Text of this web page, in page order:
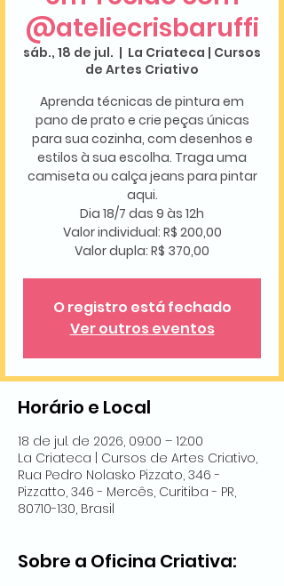
@ateliecrisbaruffi
sáb., 18 de jul.
  |
La Criateca | Cursos
de Artes Criativo
Aprenda técnicas de pintura em
pano de prato e crie peças únicas
para sua cozinha, com desenhos e
estilos à sua escolha. Traga uma
camiseta ou calça jeans para pintar
aqui.
Dia 18/7 das 9 às 12h
Valor individual: R$ 200,00
Valor dupla: R$ 370,00
O registro está fechado
Ver outros eventos
Horário e Local
18 de jul. de 2026, 09:00 – 12:00
La Criateca | Cursos de Artes Criativo,
Rua Pedro Nolasko Pizzato, 346 -
Pizzatto, 346 - Mercês, Curitiba - PR,
80710-130, Brasil
Sobre a Oficina Criativa: